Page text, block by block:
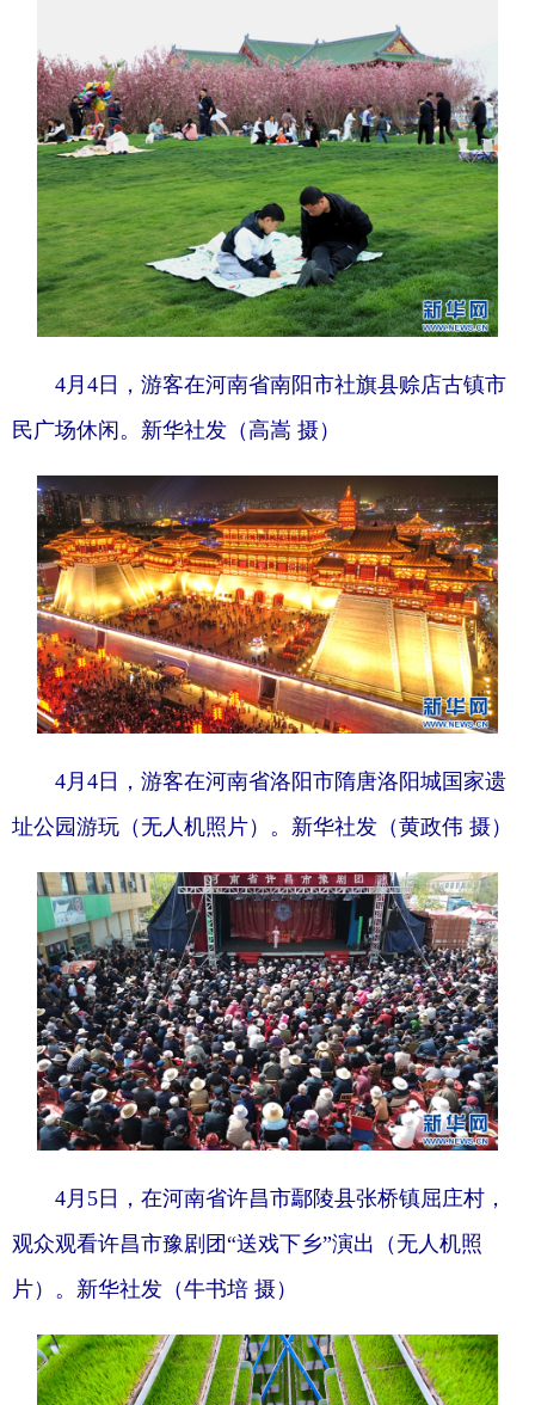
4月4日，游客在河南省南阳市社旗县赊店古镇市
民广场休闲。新华社发（高嵩 摄）
4月4日，游客在河南省洛阳市隋唐洛阳城国家遗
址公园游玩（无人机照片）。新华社发（黄政伟 摄）
4月5日，在河南省许昌市鄢陵县张桥镇屈庄村，
观众观看许昌市豫剧团“送戏下乡”演出（无人机照
片）。新华社发（牛书培 摄）